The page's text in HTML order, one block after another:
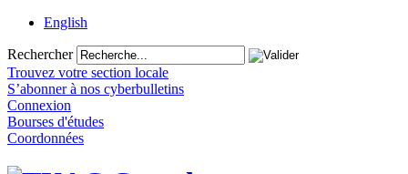
English
Rechercher
Trouvez votre section locale
S’abonner à nos cyberbulletins
Connexion
Bourses d'études
Coordonnées